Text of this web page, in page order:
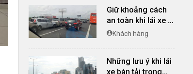
Giữ khoảng cách
an toàn khi lái xe ô
tôKhách hàng
Những lưu ý khi lái
xe bán tải trong